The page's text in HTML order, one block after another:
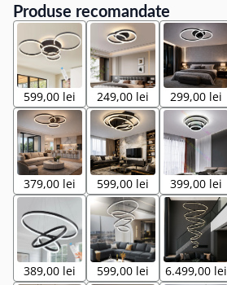
Produse recomandate
599,00 lei 249,00 lei 299,00 lei
379,00 lei 599,00 lei 399,00 lei
389,00 lei 599,00 lei 6.499,00 lei